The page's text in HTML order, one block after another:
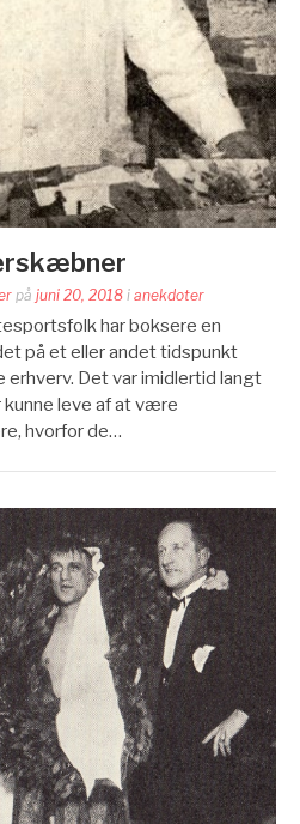
på juni 20, 2018 i anekdoter
har boksere en
på et eller andet tidspunkt
Det var imidlertid langt
kunne leve af at være
hvorfor de…